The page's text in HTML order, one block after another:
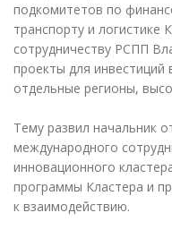
подкомитетов по
транспорту и
сотрудничеству РСПП
проекты для инвестиций
отдельные регионы,
Тему развил начальник
международного
инновационного
программы Кластера и
к взаимодействию.